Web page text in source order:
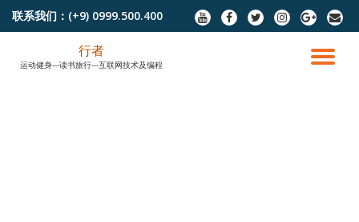
联系我们： (+9) 0999.500.400
fa-
youtube
fa-
facebook
fa-
twitter
fa-
instagram
fa-
google-
plus
fa-
切
行者
运动健身---读书旅行---互联网技术及编程